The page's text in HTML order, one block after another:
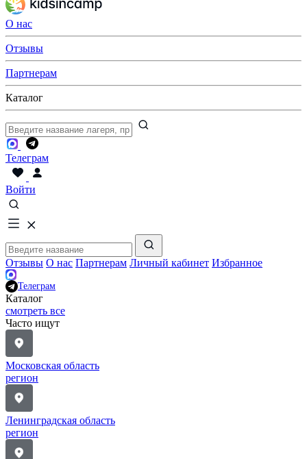
О нас
Отзывы
Партнерам
Каталог
Телеграм
Войти
Отзывы О нас Партнерам Личный кабинет Избранное
Телеграм
Каталог
смотреть все
Часто ищут
Московская область
регион
Ленинградская область
регион